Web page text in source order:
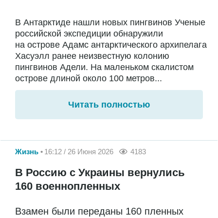
В Антарктиде нашли новых пингвинов Ученые
российской экспедиции обнаружили
на острове Адамс антарктического архипелага
Хасуэлл ранее неизвестную колонию
пингвинов Адели. На маленьком скалистом
острове длиной около 100 метров...
Читать полностью
Жизнь 16:12 / 26 Июня 2026 4183
В Россию с Украины вернулись
160 военнопленных
Взамен были переданы 160 пленных